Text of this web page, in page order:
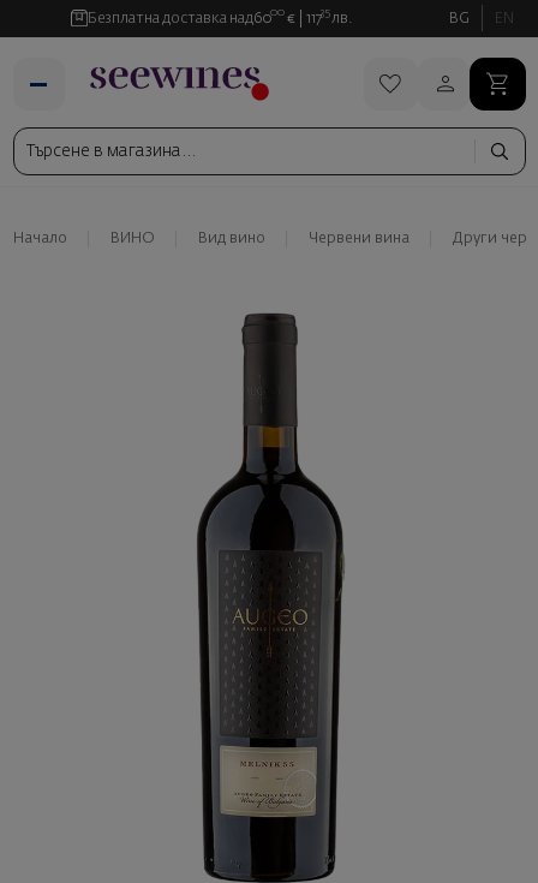
Безплатна доставка над6000 € 11735 лв. BG EN
Начало ВИНО Вид вино Червени вина Други